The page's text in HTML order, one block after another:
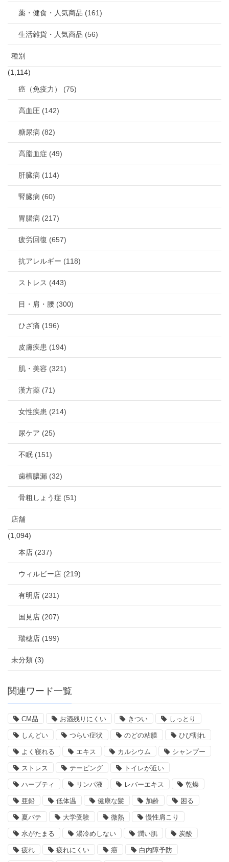
薬・健食・人気商品 (161)
生活雑貨・人気商品 (56)
種別
(1,114)
癌（免疫力） (75)
高血圧 (142)
糖尿病 (82)
高脂血症 (49)
肝臓病 (114)
腎臓病 (60)
胃腸病 (217)
疲労回復 (657)
抗アレルギー (118)
ストレス (443)
目・肩・腰 (300)
ひざ痛 (196)
皮膚疾患 (194)
肌・美容 (321)
漢方薬 (71)
女性疾患 (214)
尿ケア (25)
不眠 (151)
歯槽膿漏 (32)
骨粗しょう症 (51)
店舗
(1,094)
本店 (237)
ウィルビー店 (219)
有明店 (231)
国見店 (207)
瑞穂店 (199)
未分類 (3)
関連ワード一覧
CM品 お酒残りにくい きつい しっとり
しんどい つらい症状 のどの粘膜 ひび割れ
よく寝れる エキス カルシウム シャンプー
ストレス テーピング トイレが近い
ハーブティ リンパ液 レバーエキス 乾燥
亜鉛 低体温 健康な髪 加齢 困る
夏バテ 大学受験 微熱 慢性肩こり
水がたまる 湯冷めしない 潤い肌 炭酸
疲れ 疲れにくい 癌 白内障予防